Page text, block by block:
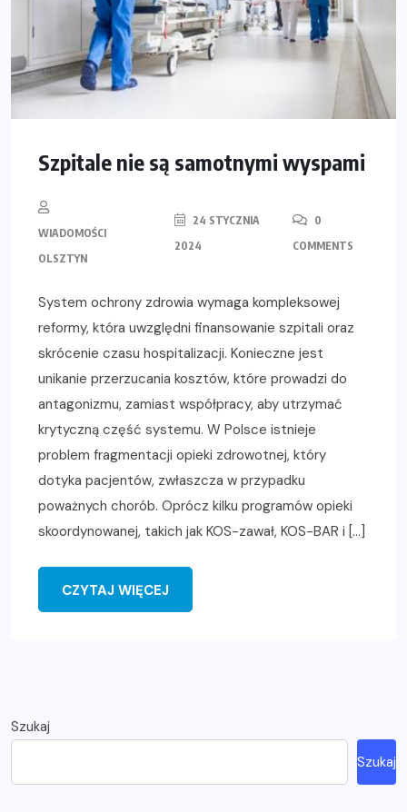
Szpitale nie są samotnymi wyspami
WIADOMOŚCI
OLSZTYN
24 STYCZNIA
2024
0
COMMENTS
System ochrony zdrowia wymaga kompleksowej
reformy, która uwzględni finansowanie szpitali oraz
skrócenie czasu hospitalizacji. Konieczne jest
unikanie przerzucania kosztów, które prowadzi do
antagonizmu, zamiast współpracy, aby utrzymać
krytyczną część systemu. W Polsce istnieje
problem fragmentacji opieki zdrowotnej, który
dotyka pacjentów, zwłaszcza w przypadku
poważnych chorób. Oprócz kilku programów opieki
skoordynowanej, takich jak KOS-zawał, KOS-BAR i […]
CZYTAJ WIĘCEJ
Szukaj
Szukaj